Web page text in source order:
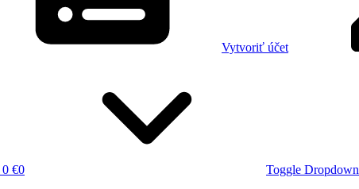
Vytvoriť účet
0 €0
Toggle Dropdown